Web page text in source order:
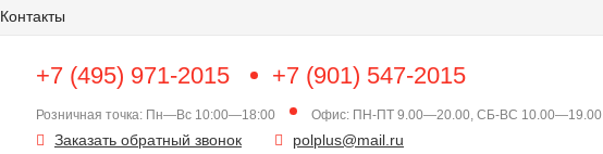
Контакты
+7 (495) 971-2015 +7 (901) 547-2015
Розничная точка: Пн—Вс 10:00—18:00 Офис: ПН-ПТ 9.00—20.00, СБ-ВС 10.00—19.00
Заказать обратный звонок polplus@mail.ru